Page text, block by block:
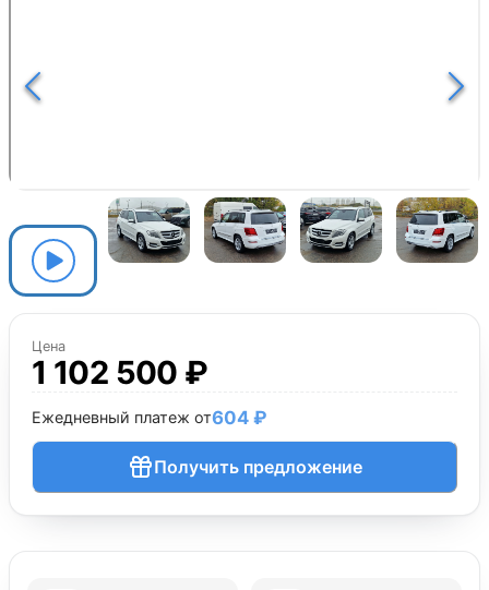
Цена
1 102 500 ₽
Ежедневный платеж от604 ₽
Получить предложение